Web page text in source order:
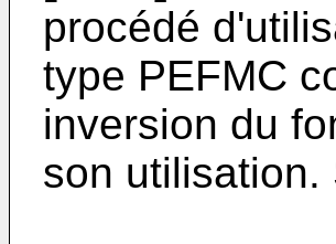
procédé
type PEFMC
inversion du
son utilisation.